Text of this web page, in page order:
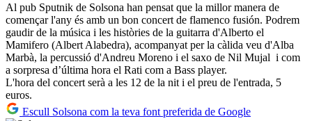
Al pub Sputnik de Solsona han pensat que la millor manera de
començar l'any és amb un bon concert de flamenco fusión. Podrem
gaudir de la música i les històries de la guitarra d'Alberto el
Mamifero (Albert Alabedra), acompanyat per la càlida veu d'Alba
Marbà, la percussió d'Andreu Moreno i el saxo de Nil Mujal i com
a sorpresa d’última hora el Rati com a Bass player.
L'hora del concert serà a les 12 de la nit i el preu de l'entrada, 5
euros.
Escull Solsona com la teva font preferida de Google